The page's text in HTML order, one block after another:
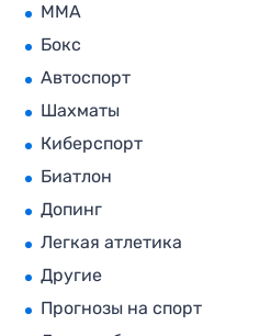
MMA
Бокс
Автоспорт
Шахматы
Киберспорт
Биатлон
Допинг
Легкая атлетика
Другие
Прогнозы на спорт